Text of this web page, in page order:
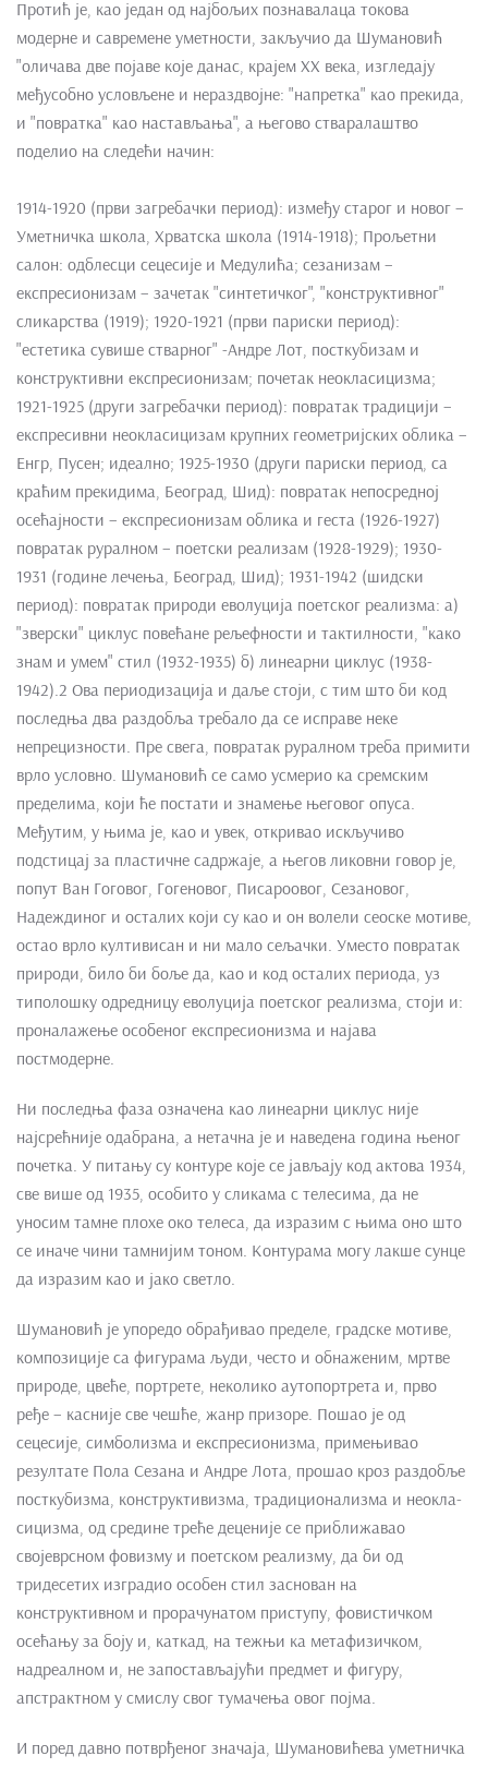
Протић је, као један од најбољих познавалаца токова
модерне и савремене уметности, закључио да Шумановић
"оличава две појаве које данас, крајем XX века, изгледају
међусобно условљене и нераздвојне: "напретка" као прекида,
и "повратка" као настављања", а његово стваралаштво
поделио на следећи начин:
1914-1920 (први загребачки период): између старог и новог –
Уметничка школа, Хрватска школа (1914-1918); Прољетни
салон: одблесци сецесије и Медулића; сезанизам –
експресионизам – зачетак "синтетичког", "конструктивног"
сликарства (1919); 1920-1921 (први париски период):
"естетика сувише стварног" -Андре Лот, посткубизам и
конструктивни експресионизам; почетак неокласицизма;
1921-1925 (други загребачки период): повратак традицији –
експресивни неокласицизам крупних геометријских облика –
Енгр, Пусен; идеално; 1925-1930 (други париски период, са
краћим прекидима, Београд, Шид): повратак непосредној
осећајности – експресионизам облика и геста (1926-1927)
повратак руралном – поетски реализам (1928-1929); 1930-
1931 (године лечења, Београд, Шид); 1931-1942 (шидски
период): повратак природи еволуција поетског реализма: а)
"зверски" циклус повећане рељефности и тактилности, "како
знам и умем" стил (1932-1935) б) линеарни циклус (1938-
1942).2 Ова периодизација и даље стоји, с тим што би код
последња два раздобља требало да се исправе неке
непрецизности. Пре свега, повратак руралном треба примити
врло условно. Шумановић се само усмерио ка сремским
пределима, који ће постати и знамење његовог опуса.
Међутим, у њима је, као и увек, откривао искључиво
подстицај за пластичне садржаје, а његов ликовни говор је,
попут Ван Гоговог, Гогеновог, Писароовог, Сезановог,
Надеждиног и осталих који су као и он волели сеоске мотиве,
остао врло култивисан и ни мало сељачки. Уместо повратак
природи, било би боље да, као и код осталих периода, уз
типолошку одредницу еволуција поетског реализма, стоји и:
проналажење особеног експресионизма и најава
постмодерне.
Ни последња фаза означена као линеарни циклус није
најсрећније одабрана, а нетачна је и наведена година њеног
почетка. У питању су контуре које се јављају код актова 1934,
све више од 1935, особито у сликама с телесима, да не
уносим тамне плохе око телеса, да изразим с њима оно што
се иначе чини тамнијим тоном. Контурама могу лакше сунце
да изразим као и јако светло.
Шумановић је упоредо обрађивао пределе, градске мотиве,
композиције са фигурама људи, често и обнаженим, мртве
природе, цвеће, портрете, неколико аутопортрета и, прво
ређе – касније све чешће, жанр призоре. Пошао је од
сецесије, симболизма и експресионизма, примењивао
резултате Пола Сезана и Андре Лота, прошао кроз раздобље
посткубизма, конструктивизма, традиционализма и неокла-
сицизма, од средине треће деценије се приближавао
својеврсном фовизму и поетском реализму, да би од
тридесетих изградио особен стил заснован на
конструктивном и прорачунатом приступу, фовистичком
осећању за боју и, каткад, на тежњи ка метафизичком,
надреалном и, не запостављајући предмет и фигуру,
апстрактном у смислу свог тумачења овог појма.
И поред давно потврђеног значаја, Шумановићева уметничка